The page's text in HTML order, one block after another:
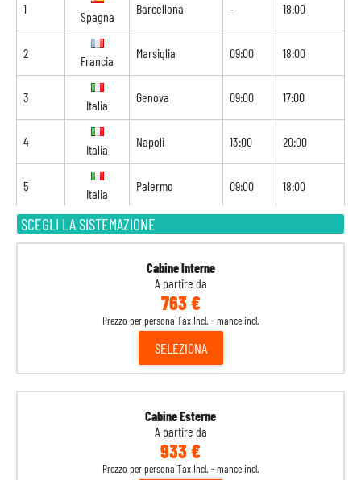
SCEGLI LA SISTEMAZIONE
Cabine Interne
A partire da
763 €
Prezzo per persona Tax Incl. - mance incl.
SELEZIONA
Cabine Esterne
A partire da
933 €
Prezzo per persona Tax Incl. - mance incl.
1
Spagna
Barcellona - 18:00
2
Francia
Marsiglia 09:00 18:00
3
Italia
Genova 09:00 17:00
4
Italia
Napoli 13:00 20:00
5
Italia
Palermo 09:00 18:00
6
Tunisia
Tunisi 09:00 18:00
Navigazione
Barcellona